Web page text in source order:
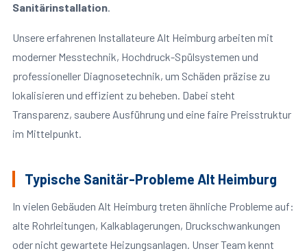
Sanitärinstallation.
Unsere erfahrenen Installateure Alt Heimburg arbeiten mit
moderner Messtechnik, Hochdruck-Spülsystemen und
professioneller Diagnosetechnik, um Schäden präzise zu
lokalisieren und effizient zu beheben. Dabei steht
Transparenz, saubere Ausführung und eine faire Preisstruktur
im Mittelpunkt.
Typische Sanitär-Probleme Alt Heimburg
In vielen Gebäuden Alt Heimburg treten ähnliche Probleme auf:
alte Rohrleitungen, Kalkablagerungen, Druckschwankungen
oder nicht gewartete Heizungsanlagen. Unser Team kennt